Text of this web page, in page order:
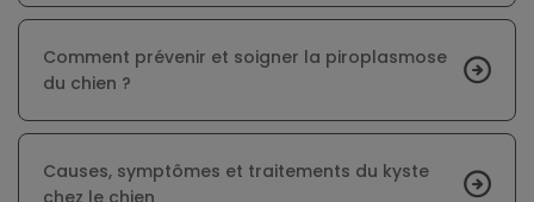
Comment prévenir et soigner la piroplasmose
du chien ?
Causes, symptômes et traitements du kyste
chez le chien